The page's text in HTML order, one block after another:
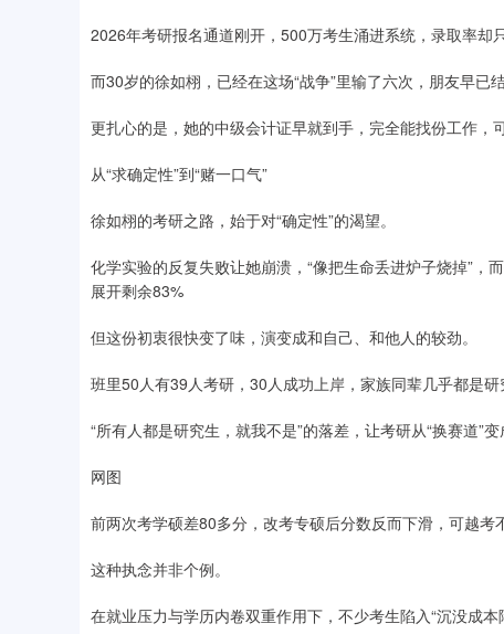
2026年考研报名通道刚开，500万考生涌进系统，录取率却
而30岁的徐如栩，已经在这场“战争”里输了六次，朋友早已
更扎心的是，她的中级会计证早就到手，完全能找份工作，
从“求确定性”到“赌一口气”
徐如栩的考研之路，始于对“确定性”的渴望。
化学实验的反复失败让她崩溃，“像把生命丢进炉子烧掉”，
展开剩余83%
但这份初衷很快变了味，演变成和自己、和他人的较劲。
班里50人有39人考研，30人成功上岸，家族同辈几乎都是
“所有人都是研究生，就我不是”的落差，让考研从“换赛道”变
网图
前两次考学硕差80多分，改考专硕后分数反而下滑，可越考
这种执念并非个例。
在就业压力与学历内卷双重作用下，不少考生陷入“沉没成本